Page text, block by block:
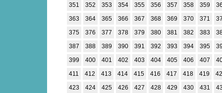
351
352 353 354 355 356 357 358 359
363
364 365 366 367 368 369 370 371
375
376 377 378 379 380 381 382 383
387
388 389 390 391 392 393 394 395
399
400 401 402 403 404 405 406 407
411
412 413 414 415 416 417 418 419
423
424 425 426 427 428 429 430 431